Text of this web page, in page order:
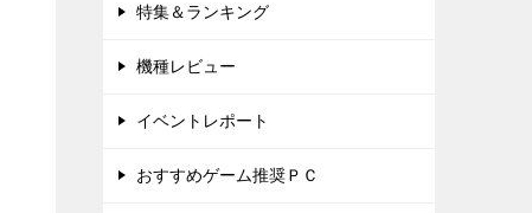
特集＆ランキング
機種レビュー
イベントレポート
おすすめゲーム推奨ＰＣ